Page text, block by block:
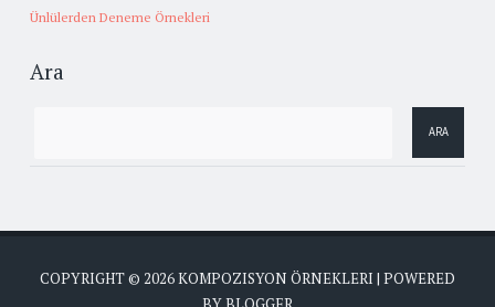
Ünlülerden Deneme Örnekleri
Ara
COPYRIGHT © 2026KOMPOZISYON ÖRNEKLERI | POWERED